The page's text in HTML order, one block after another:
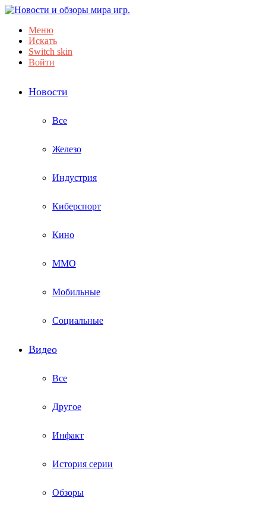
Меню
Искать
Switch skin
Войти
Новости
Все
Железо
Индустрия
Киберспорт
Кино
ММО
Мобильные
Социальные
Видео
Все
Другое
Инфакт
История серии
Обзоры